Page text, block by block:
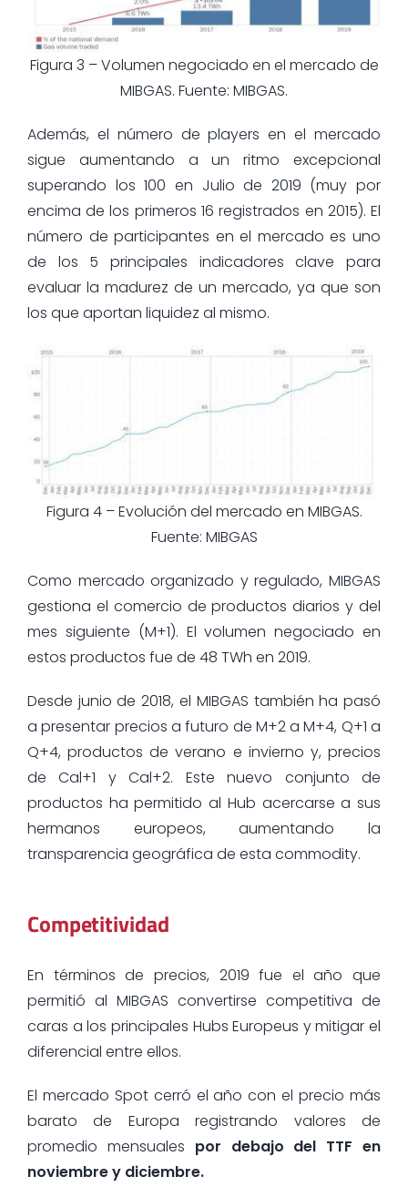
Figura 3 – Volumen negociado en el mercado de
MIBGAS. Fuente: MIBGAS.
Además, el número de players en el mercado
sigue aumentando a un ritmo excepcional
superando los 100 en Julio de 2019 (muy por
encima de los primeros 16 registrados en 2015). El
número de participantes en el mercado es uno
de los 5 principales indicadores clave para
evaluar la madurez de un mercado, ya que son
los que aportan liquidez al mismo.
Figura 4 – Evolución del mercado en MIBGAS.
Fuente: MIBGAS
Como mercado organizado y regulado, MIBGAS
gestiona el comercio de productos diarios y del
mes siguiente (M+1). El volumen negociado en
estos productos fue de 48 TWh en 2019.
Desde junio de 2018, el MIBGAS también ha pasó
a presentar precios a futuro de M+2 a M+4, Q+1 a
Q+4, productos de verano e invierno y, precios
de Cal+1 y Cal+2. Este nuevo conjunto de
productos ha permitido al Hub acercarse a sus
hermanos europeos, aumentando la
transparencia geográfica de esta commodity.
Competitividad
En términos de precios, 2019 fue el año que
permitió al MIBGAS convertirse competitiva de
caras a los principales Hubs Europeus y mitigar el
diferencial entre ellos.
El mercado Spot cerró el año con el precio más
barato de Europa registrando valores de
promedio mensuales por debajo del TTF en
noviembre y diciembre.